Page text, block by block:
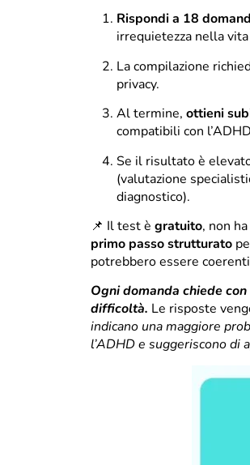
Rispondi a 18
irrequietezza nella
La compilazione
privacy.
Al termine, ottieni
compatibili con
Se il risultato è
(valutazione
diagnostico).
📌 Il test è gratuito, non
primo passo strutturato
potrebbero essere
Ogni domanda chiede
difficoltà. Le risposte
indicano una maggiore
l’ADHD e suggeriscono di